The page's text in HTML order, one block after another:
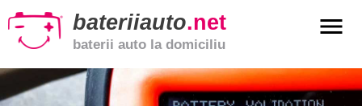
bateriiauto.net
baterii auto la domiciliu
menu
Baterii
auto